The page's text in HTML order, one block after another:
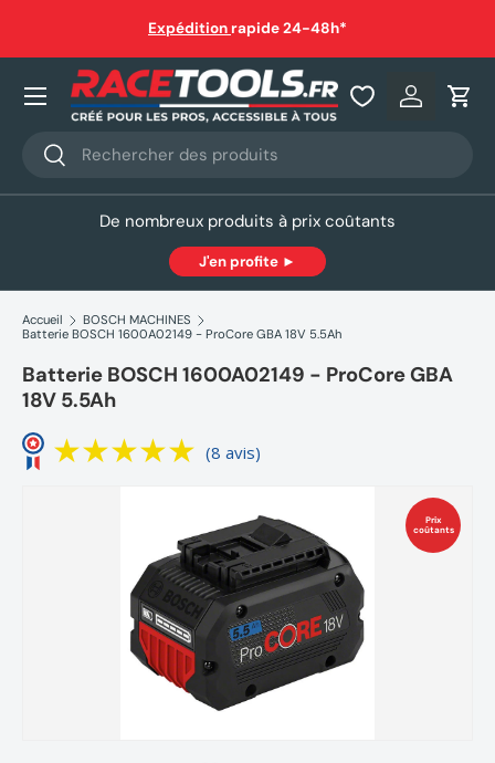
Aller au contenu
Expédition
Recherche
Rechercher
Se
Nos produits
De nombreux produits à prix coûtants
J'en profite ►
Accueil
BOSCH MACHINES
Batterie BOSCH 1600A02149 - ProCore GBA 18V 5.5Ah
Batterie BOSCH 1600A02149 - ProCore GBA
18V 5.5Ah
(8 avis)
Prix
coûtants